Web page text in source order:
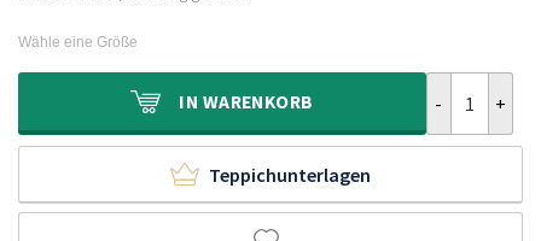
Wähle eine Größe
IN WARENKORB
Teppichunterlagen